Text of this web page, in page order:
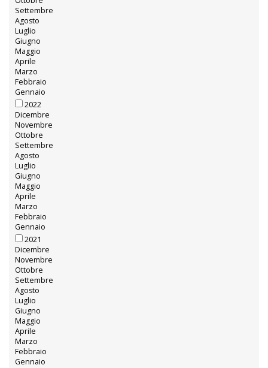
Settembre
Agosto
Luglio
Giugno
Maggio
Aprile
Marzo
Febbraio
Gennaio
2022
Dicembre
Novembre
Ottobre
Settembre
Agosto
Luglio
Giugno
Maggio
Aprile
Marzo
Febbraio
Gennaio
2021
Dicembre
Novembre
Ottobre
Settembre
Agosto
Luglio
Giugno
Maggio
Aprile
Marzo
Febbraio
Gennaio